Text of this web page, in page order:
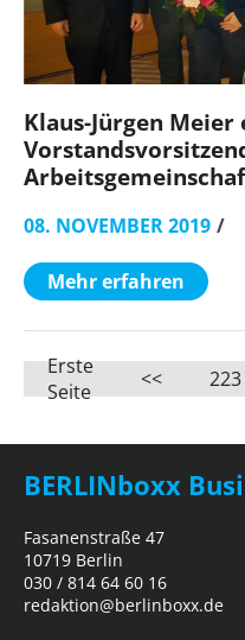
Klaus-Jürgen
08. NOVEMBER 2019
Mehr erfahren
Erste
Seite
<< 223
BERLINboxx
Fasanenstraße 47
10719 Berlin
030 / 814 64 60 16
redaktion@berlinboxx.de